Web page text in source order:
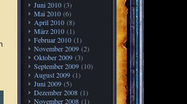
Juni 2010 (3)
Mai 2010 (6)
April 2010 (8)
März 2010 (1)
Februar 2010 (1)
November 2009 (2)
Oktober 2009 (3)
September 2009 (10)
August 2009 (1)
Juni 2009 (5)
Dezember 2008 (1)
November 2008 (1)